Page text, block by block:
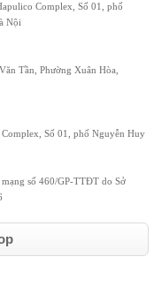
Complex, Số 01, phố
Nội
Tần, Phường Xuân Hòa,
Số 01, phố Nguyễn Huy
số 460/GP-TTĐT do Sở